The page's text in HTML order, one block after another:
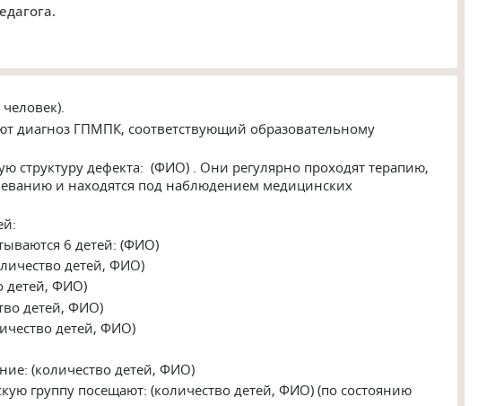
человек).
диагноз ГПМПК, соответствующий образовательному
структуру дефекта: (ФИО) . Они регулярно проходят терапию,
и находятся под наблюдением медицинских
6 детей: (ФИО)
детей, ФИО)
детей, ФИО)
детей, ФИО)
детей, ФИО)
(количество детей, ФИО)
группу посещают: (количество детей, ФИО) (по состоянию